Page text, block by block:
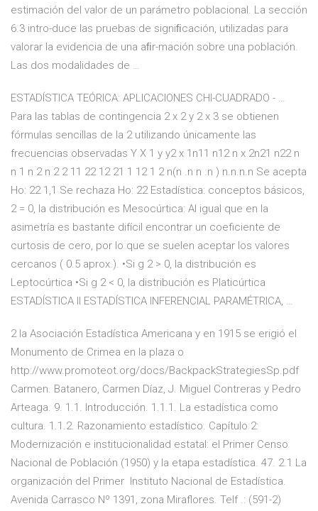
estimación del valor de un parámetro poblacional. La sección
6.3 intro-duce las pruebas de signiﬁcación, utilizadas para
valorar la evidencia de una aﬁr-mación sobre una población.
Las dos modalidades de …
ESTADÍSTICA TEÓRICA: APLICACIONES CHI-CUADRADO - …
Para las tablas de contingencia 2 x 2 y 2 x 3 se obtienen
fórmulas sencillas de la 2 utilizando únicamente las
frecuencias observadas Y X 1 y y2 x 1n11 n12 n x 2n21 n22 n
n 1 n 2 n 2 2 11 22 12 21 1 12 1 2 n(n .n n .n ) n.n.n.n Se acepta
Ho: 22 1,1 Se rechaza Ho: 22 Estadística: conceptos básicos,
2 = 0, la distribución es Mesocúrtica: Al igual que en la
asimetría es bastante difícil encontrar un coeficiente de
curtosis de cero, por lo que se suelen aceptar los valores
cercanos ( 0.5 aprox.). •Si g 2 > 0, la distribución es
Leptocúrtica •Si g 2 < 0, la distribución es Platicúrtica
ESTADÍSTICA II ESTADÍSTICA INFERENCIAL PARAMÉTRICA, …
2 la Asociación Estadística Americana y en 1915 se erigió el
Monumento de Crimea en la plaza o
http://www.promoteot.org/docs/BackpackStrategiesSp.pdf
Carmen. Batanero, Carmen Díaz, J. Miguel Contreras y Pedro
Arteaga. 9. 1.1. Introducción. 1.1.1. La estadística como
cultura. 1.1.2. Razonamiento estadístico. Capítulo 2:
Modernización e institucionalidad estatal: el Primer Censo
Nacional de Población (1950) y la etapa estadística. 47. 2.1 La
organización del Primer Instituto Nacional de Estadística.
Avenida Carrasco Nº 1391, zona Miraflores. Telf .: (591-2)